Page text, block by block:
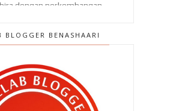
dengan perkembangan
malam Krismas..
muka kegemaran !
anda : Buku Bekal Ke
BLOGGER BENASHAARI